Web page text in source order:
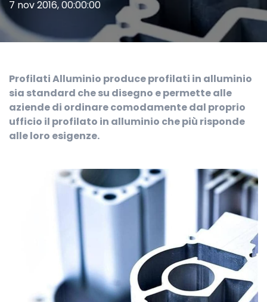
7 nov 2016, 00:00:00
Profilati Alluminio produce profilati in alluminio
sia standard che su disegno e permette alle
aziende di ordinare comodamente dal proprio
ufficio il profilato in alluminio che più risponde
alle loro esigenze.